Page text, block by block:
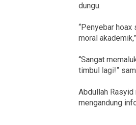
dungu.
“Penyebar
moral
“Sangat
timbul lagi!”
Abdullah
mengandung